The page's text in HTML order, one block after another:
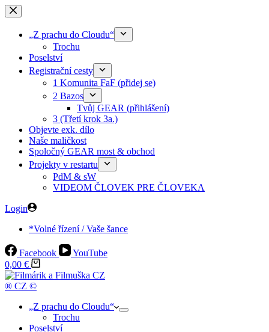
Skip
to
„Z prachu do Cloudu“
Trochu
Poselství
Registrační cesty
1 Komunita FaF (přidej se)
2 Bazos
Tvůj GEAR (přihlášení)
3 (Třetí krok 3a.)
Objevte exk. dílo
Naše maličkost
Spoločný GEAR most & obchod
Projekty v restartu
PdM & sW
VIDEOM ČLOVEK PRE ČLOVEKA
Login
*Volné řízení / Vaše šance
Facebook
YouTube
Shopping
cart
0,00 €
® CZ ©
„Z prachu do Cloudu“
Trochu
Poselství